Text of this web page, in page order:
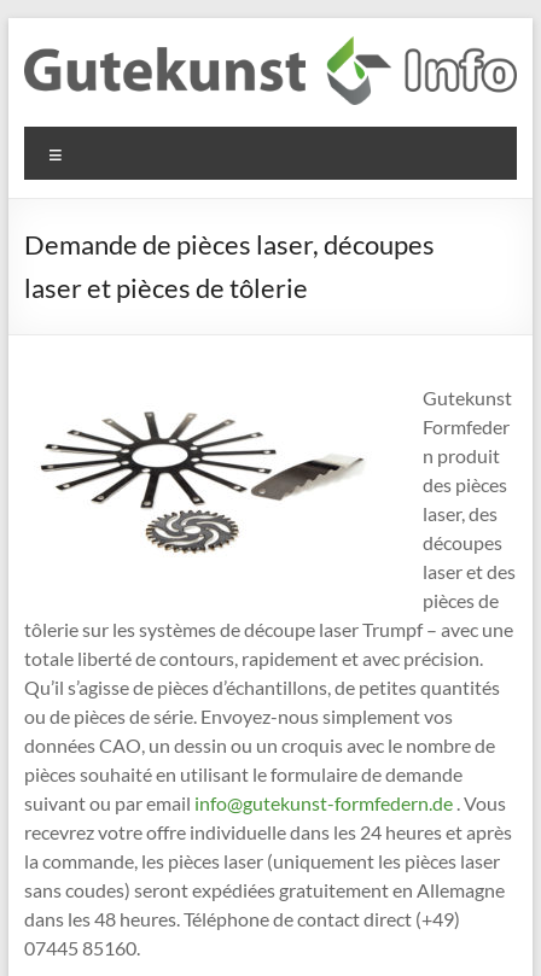
au
contenu
Gutekunst
Formfedern
GmbH
Informationen
Flachmaterial
Demande de pièces laser, découpes
laser et pièces de tôlerie
Gutekunst
Formfeder
n produit
des pièces
laser, des
découpes
laser et des
pièces de
tôlerie sur les systèmes de découpe laser Trumpf – avec une
totale liberté de contours, rapidement et avec précision.
Qu’il s’agisse de pièces d’échantillons, de petites quantités
ou de pièces de série. Envoyez-nous simplement vos
données CAO, un dessin ou un croquis avec le nombre de
pièces souhaité en utilisant le formulaire de demande
suivant ou par email info@gutekunst-formfedern.de. Vous
recevrez votre offre individuelle dans les 24 heures et après
la commande, les pièces laser (uniquement les pièces laser
sans coudes) seront expédiées gratuitement en Allemagne
dans les 48 heures. Téléphone de contact direct (+49)
07445 85160.